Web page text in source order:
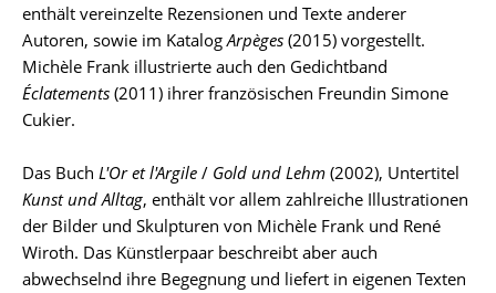
enthält vereinzelte Rezensionen und Texte anderer
Autoren, sowie im KatalogArpèges (2015) vorgestellt.
Michèle Frank illustrierte auch den Gedichtband
Éclatements (2011) ihrer französischen Freundin Simone
Cukier.
Das Buch L'Or et l'Argile / Gold und Lehm (2002), Untertitel
Kunst und Alltag, enthält vor allem zahlreiche Illustrationen
der Bilder und Skulpturen von Michèle Frank und René
Wiroth. Das Künstlerpaar beschreibt aber auch
abwechselnd ihre Begegnung und liefert in eigenen Texten